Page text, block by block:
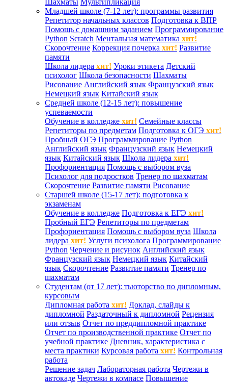
Шахматы Мультипликация
Младшей школе (7-12 лет): программы развития
Репетитор начальных классов Подготовка к ВПР
Помощь с домашним заданием Программирование
Python Scratch Ментальная математика хит!
Скорочтение Коррекция почерка хит! Развитие
памяти
Школа лидера хит! Уроки этикета Детский
психолог Школа безопасности Шахматы
Рисование Английский язык Французский язык
Немецкий язык Китайский язык
Средней школе (12-15 лет): повышение
успеваемости
Обучение в колледже хит! Семейные классы
Репетиторы по предметам Подготовка к ОГЭ хит!
Пробный ОГЭ Программирование Python
Английский язык Французский язык Немецкий
язык Китайский язык Школа лидера хит!
Профориентация Помощь с выбором вуза
Психолог для подростков Тренер по шахматам
Скорочтение Развитие памяти Рисование
Старшей школе (15-17 лет): подготовка к
экзаменам
Обучение в колледже Подготовка к ЕГЭ хит!
Пробный ЕГЭ Репетиторы по предметам
Профориентация Помощь с выбором вуза Школа
лидера хит! Услуги психолога Программирование
Python Черчение и рисунок Английский язык
Французский язык Немецкий язык Китайский
язык Скорочтение Развитие памяти Тренер по
шахматам
Студентам (от 17 лет): тьюторство по дипломным,
курсовым
Дипломная работа хит! Доклад, слайды к
дипломной Раздаточный к дипломной Рецензия
или отзыв Отчет по преддипломной практике
Отчет по производственной практике Отчет по
учебной практике Дневник, характеристика с
места практики Курсовая работа хит! Контрольная
работа
Решение задач Лабораторная работа Чертежи в
автокаде Чертежи в компасе Повышение